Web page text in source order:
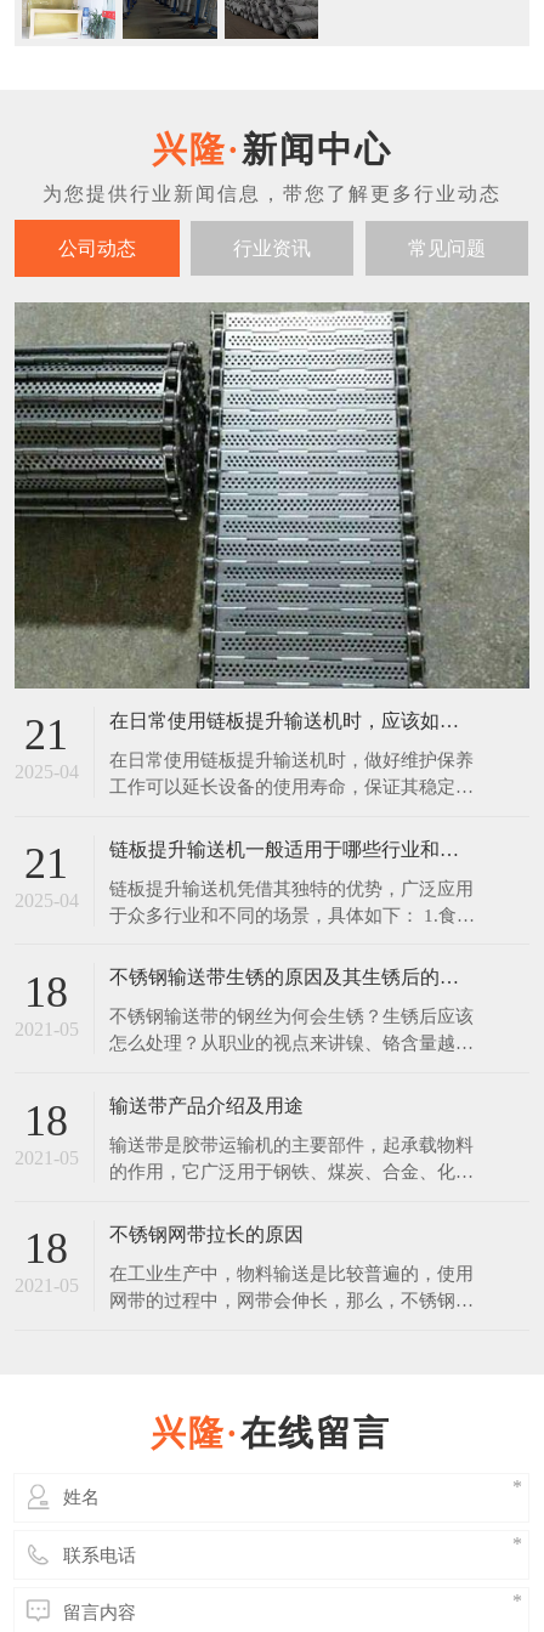
新闻中心
公司动态 行业资讯 常见问题
21
2025-04
在日常使用链板提升输送机时，应该如何进行维护保养呢
在日常使用链板提升输送机时，做好维护保养
工作可以延长设备的使用寿命，保证其稳定、
1.清洁设备：每次使用前后，都应清理输送机
表面及链板上残留的物料、灰尘和杂物。可以
使用干净的抹布擦拭设备表面，对于顽固污
渍，可使用中性清洁剂进行清洗，然后用清水
21
2025-04
链板提升输送机一般适用于哪些行业和场景呢
链板提升输送机凭借其独特的优势，广泛应用
于众多行业和不同的场景，具体如下： 1.食品
干、糖果等烘焙食品的生产，链板提升输送机
装工位，由于其能采用符合食品卫生标准的不
锈钢材质链板，可有效避免食品受到污染。在
18
2021-05
不锈钢输送带生锈的原因及其生锈后的处理办法
不锈钢输送带的钢丝为何会生锈？生锈后应该
怎么处理？从职业的视点来讲镍、铬含量越
的，放在恶劣环境下，也会生锈。 不锈钢是
钢称为不锈钢。不锈钢是在通常碳素钢中增加
一定含量的铬元素锻炼制成的。不锈钢之所以
18
2021-05
输送带产品介绍及用途
输送带是胶带运输机的主要部件，起承载物料
的作用，它广泛用于钢铁、煤炭、合金、化
载体和其运输方式相比具有操作安全、使用方
便、维修容易、运费低廉且可实现连续化，缩
短运输距离等优点。 普通输送带产品说明：
覆盖层：拉伸强度不小于15Mpa，扯断伸长度
18
2021-05
不锈钢网带拉长的原因
在工业生产中，物料输送是比较普遍的，使用
网带的过程中，网带会伸长，那么，不锈钢网
性，而这些伸长后是缩不回来的。 延伸性的
在线留言